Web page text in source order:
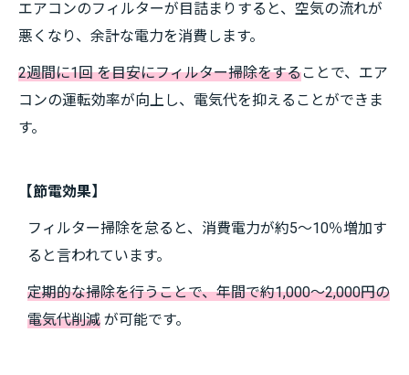
エアコンのフィルターが目詰まりすると、空気の流れが
悪くなり、余計な電力を消費します。
2週間に1回 を目安にフィルター掃除をすることで、エア
コンの運転効率が向上し、電気代を抑えることができま
す。
【節電効果】
フィルター掃除を怠ると、消費電力が約5～10％増加す
ると言われています。
定期的な掃除を行うことで、年間で約1,000～2,000円の
電気代削減 が可能です。